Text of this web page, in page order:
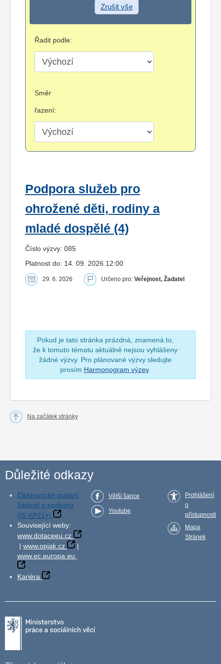
Zrušit vše
Řadit podle:
Směr
řazení:
Podpora služeb pro
ohrožené děti, rodiny a
mladé dospělé (4)
Číslo výzvy: 085
Platnost do: 14. 09. 2026 12:00
29. 6. 2026 Určeno pro: Veřejnost, Žadatel
Pokud je tato stránka prázdná, znamená to,
že k tomuto tématu aktuálně nejsou vyhlášeny
žádné výzvy. Pro plánované výzvy sledujte
prosím Harmonogram výzev.
Na začátek stránky
Důležité odkazy
Elektronické podání
žádosti o podporu
(IS KP21+)
Související weby:
www.dotaceeu.cz
| www.opjak.cz
|
www.ec.europa.eu
Kariéra
Větší šance
Youtube
Prohlášení
o
přístupnosti
Mapa
Stránek